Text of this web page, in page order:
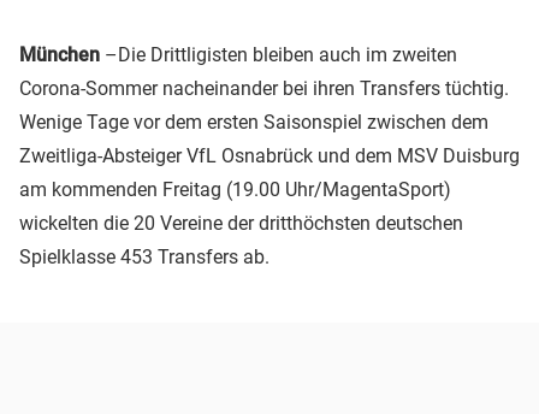
München –Die Drittligisten bleiben auch im zweiten
Corona-Sommer nacheinander bei ihren Transfers tüchtig.
Wenige Tage vor dem ersten Saisonspiel zwischen dem
Zweitliga-Absteiger VfL Osnabrück und dem MSV Duisburg
am kommenden Freitag (19.00 Uhr/MagentaSport)
wickelten die 20 Vereine der dritthöchsten deutschen
Spielklasse 453 Transfers ab.